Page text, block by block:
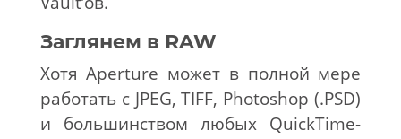
Заглянем в RAW
Хотя Aperture может в полной мере
работать с JPEG, TIFF, Photoshop (.PSD)
и большинством любых QuickTime-